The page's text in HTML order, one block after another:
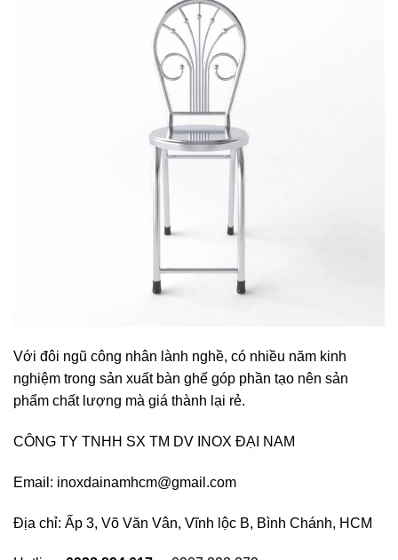
Với đôi ngũ công nhân lành nghề, có nhiều năm kinh
nghiệm trong sản xuất bàn ghế góp phần tạo nên sản
phẩm chất lượng mà giá thành lại rẻ.
CÔNG TY TNHH SX TM DV INOX ĐẠI NAM
Email: inoxdainamhcm@gmail.com
Địa chỉ: Ấp 3, Võ Văn Vân, Vĩnh lộc B, Bình Chánh, HCM